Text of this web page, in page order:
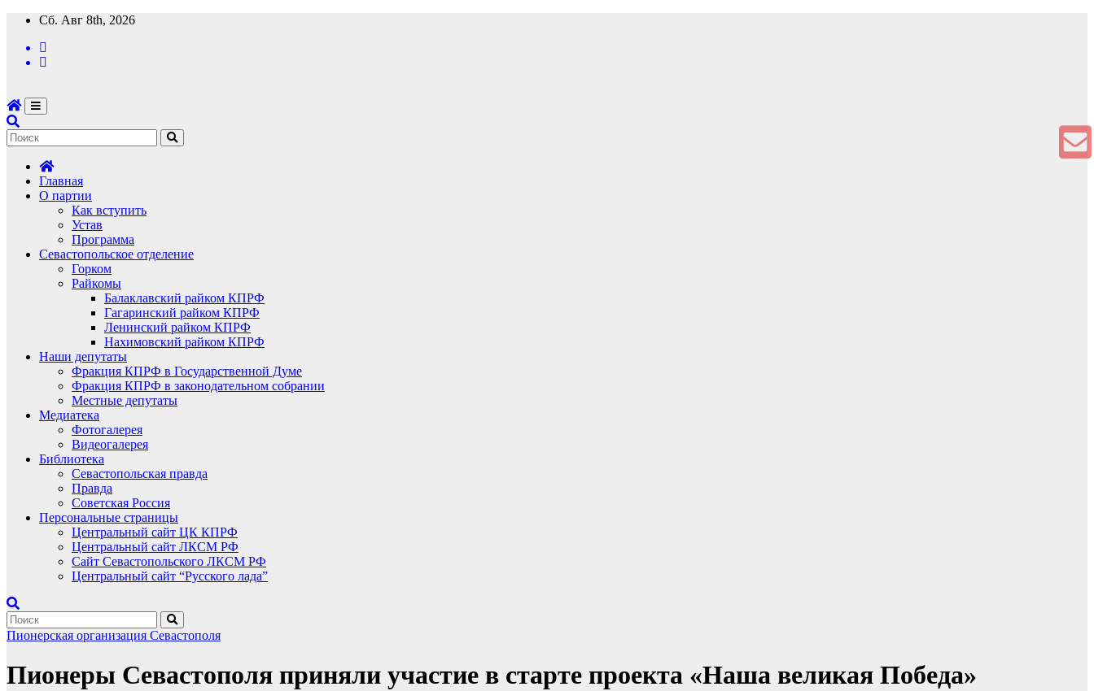
Перейти
содержимому
Сб. Авг 8th, 2026
Главная
О партии
Как вступить
Устав
Программа
Севастопольское отделение
Горком
Райкомы
Балаклавский райком КПРФ
Гагаринский райком КПРФ
Ленинский райком КПРФ
Нахимовский райком КПРФ
Наши депутаты
Фракция КПРФ в Государственной Думе
Фракция КПРФ в законодательном собрании
Местные депутаты
Медиатека
Фотогалерея
Видеогалерея
Библиотека
Севастопольская правда
Правда
Советская Россия
Персональные страницы
Центральный сайт ЦК КПРФ
Центральный сайт ЛКСМ РФ
Сайт Севастопольского ЛКСМ РФ
Центральный сайт “Русского лада”
Пионерская организация Севастополя
Пионеры Севастополя приняли участие в старте проекта «Наша великая Победа»